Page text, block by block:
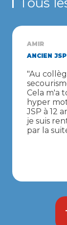
AMIR
ANCIEN
"Au
Cela m'a
hyper
JSP à 12
je suis
par la